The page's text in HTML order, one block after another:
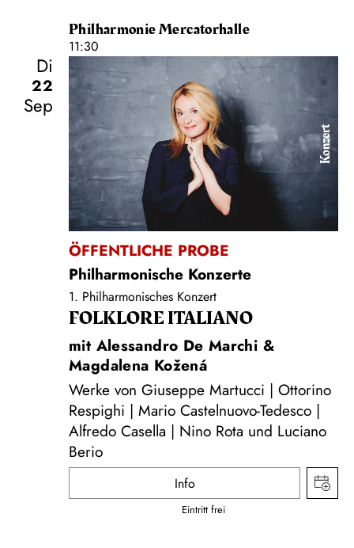
Philharmonie Mercatorhalle
11:30
Di
22
Sep
Konzert
ÖFFENTLICHE PROBE
Philharmonische Konzerte
1. Philharmonisches Konzert
FOLKLORE ITALIANO
mit Alessandro De Marchi &
Magdalena Kožená
Werke von Giuseppe Martucci | Ottorino
Respighi | Mario Castelnuovo-Tedesco |
Alfredo Casella | Nino Rota und Luciano
Berio
Info
Eintritt frei